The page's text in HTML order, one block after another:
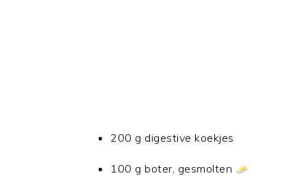
200 g digestive koekjes
100 g boter, gesmolten